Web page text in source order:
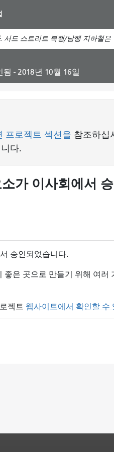
컨
텐
로
드 스트리트 북행/남행 지하철은
- 2018년 10월 16일
프로젝트 섹션을 참조하십
다.
가 이사회에서
승인되었습니다.
은 곳으로 만들기 위해 여러
젝트 웹사이트에서 확인할 수